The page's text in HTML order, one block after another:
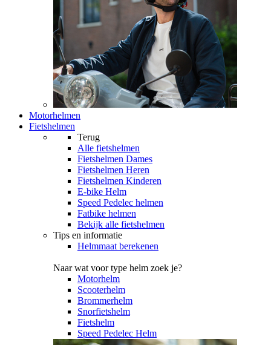
Motorhelmen
Fietshelmen
Terug
Alle fietshelmen
Fietshelmen Dames
Fietshelmen Heren
Fietshelmen Kinderen
E-bike Helm
Speed Pedelec helmen
Fatbike helmen
Bekijk alle fietshelmen
Tips en informatie
Helmmaat berekenen
Naar wat voor type helm zoek je?
Motorhelm
Scooterhelm
Brommerhelm
Snorfietshelm
Fietshelm
Speed Pedelec Helm